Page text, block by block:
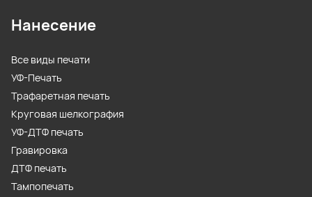
Нанесение
Все виды печати
УФ-Печать
Трафаретная печать
Круговая шелкография
УФ-ДТФ печать
Гравировка
ДТФ печать
Тампопечать